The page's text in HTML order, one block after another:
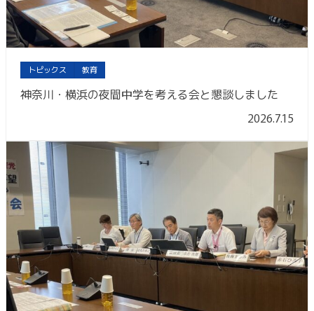
トピックス 教育
神奈川・横浜の夜間中学を考える会と懇談しました
2026.7.15